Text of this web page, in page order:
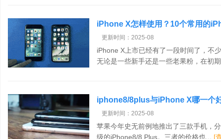
iPhone X怎样使用？10个常用的
更新时间：2025-08
iPhone X上市已经有了一段时间了，不
无论是一些新手还是一些老果粉，在初
iphone8/8plus与iPhone X哪一个
照所有方面对比评测
更新时间：2025-08
苹果今年史无前例地推出了三款手机，
级的iPhone8/8 Plus。三者的价格也... [